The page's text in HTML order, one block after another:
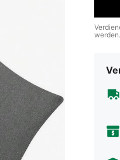
werden.